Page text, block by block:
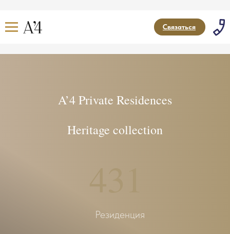
Связаться
A’4 Private Residences
Heritage collection
Резиденция